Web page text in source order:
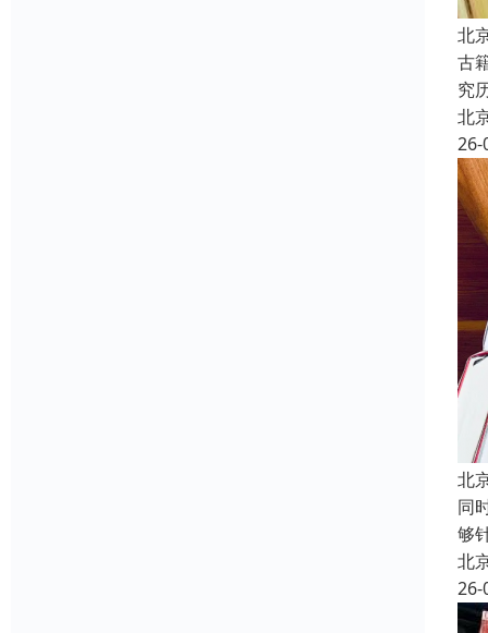
北
古
究
北
26-
北
同
够
北
26-